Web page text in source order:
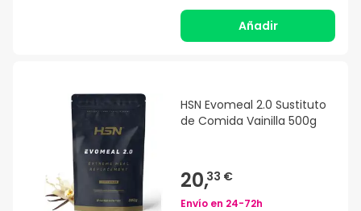
Añadir
HSN Evomeal 2.0 Sustituto
de Comida Vainilla 500g
20,33 €
Envío en 24-72h